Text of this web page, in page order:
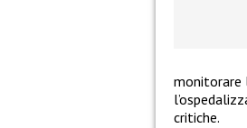
monitorare
critiche.